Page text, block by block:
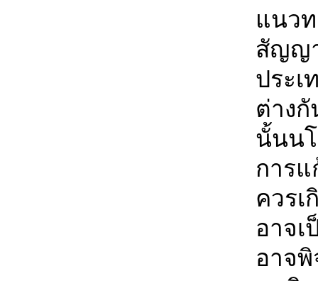
แนว
สัญญ
ประ
ต่างกั
นั้นน
การ
ควรเ
อาจเ
อาจ